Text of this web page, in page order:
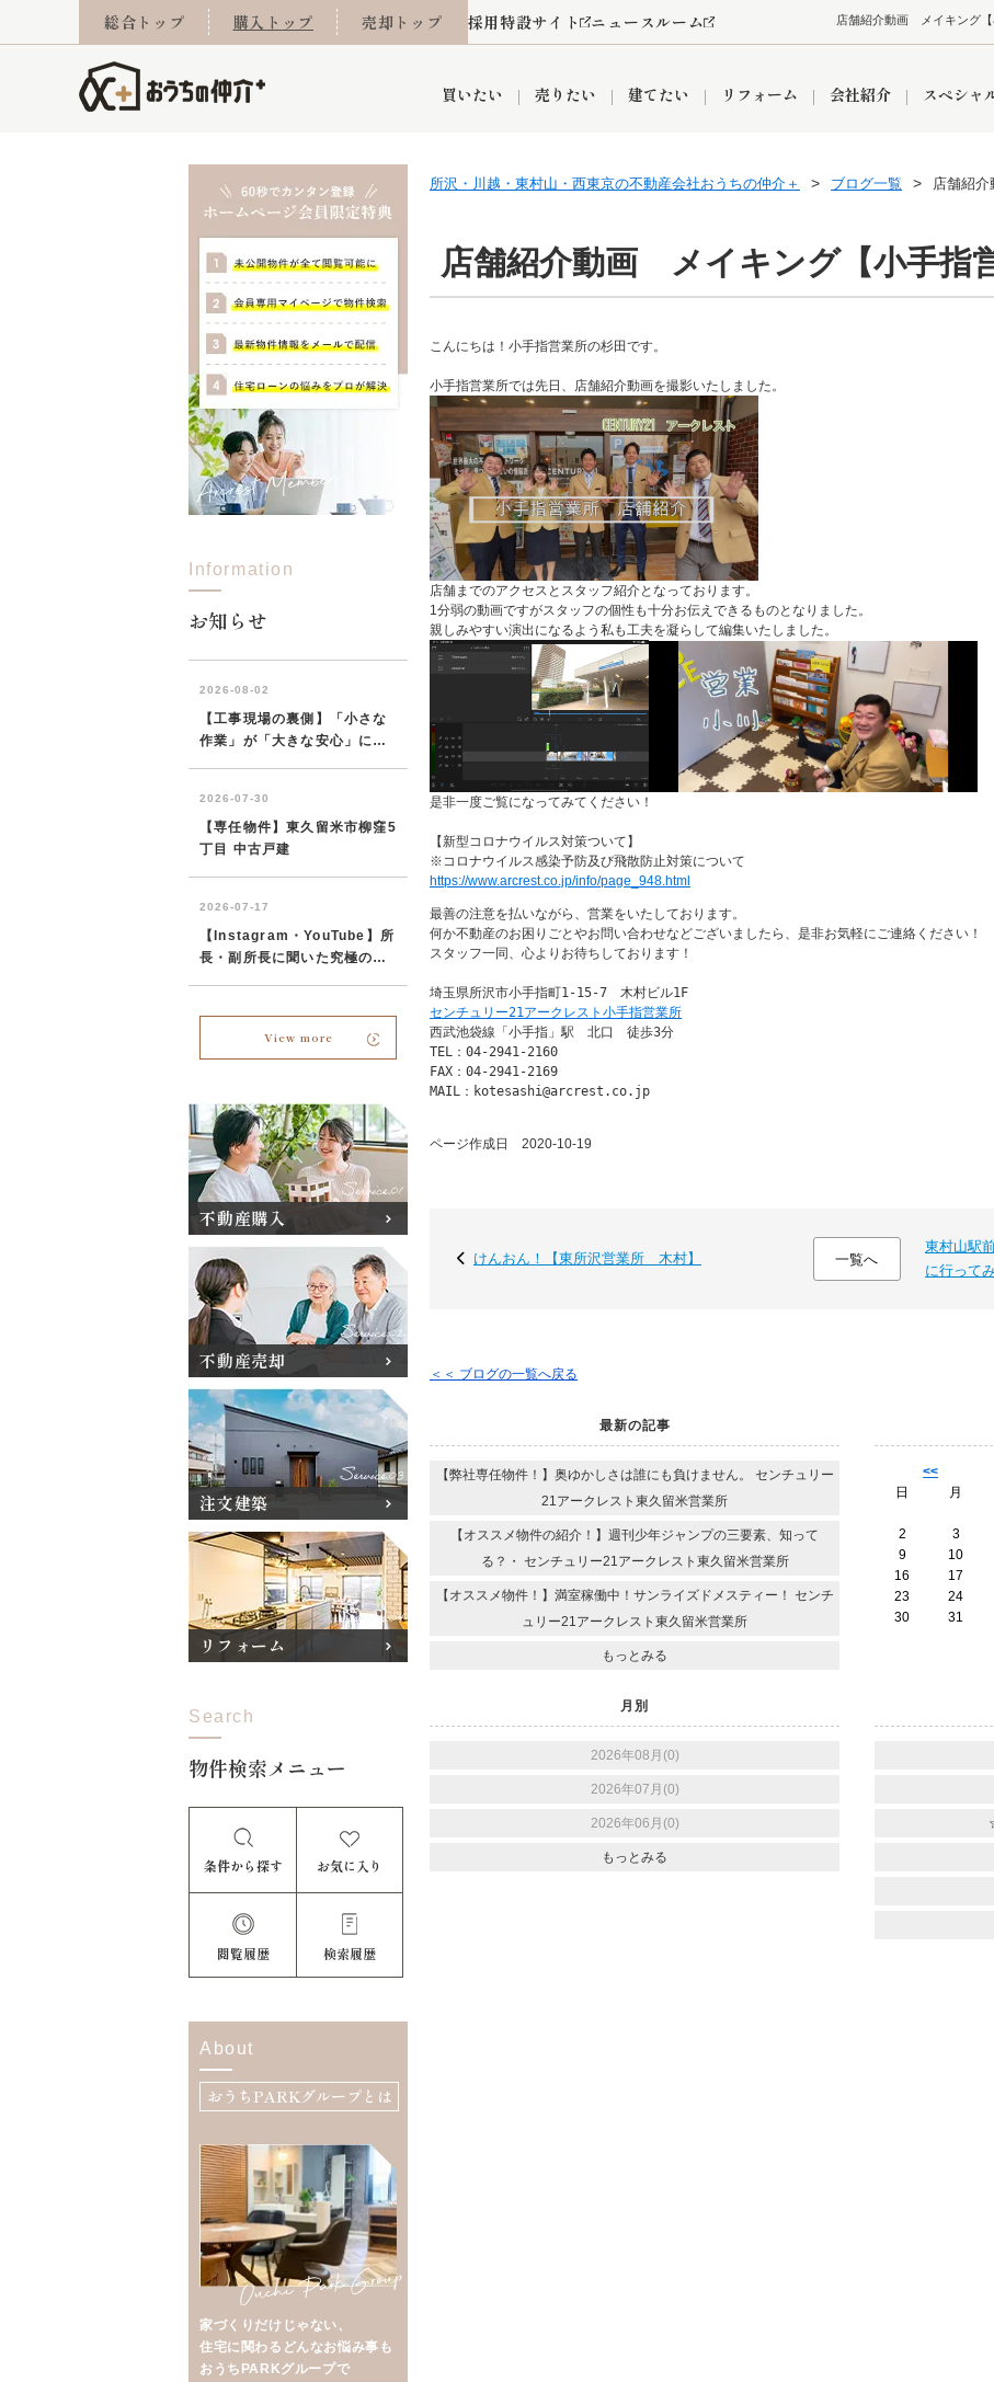
店舗紹介動画 メイキング【
総合トップ 購入トップ 売却トップ 採用特設サイト ニュースルーム
買いたい
当社お預かり物件 グループ会社施工物件 リノベーション済み物件
今月の住宅ローン金利 当社提携金融機関 8代疾病保証付き住宅ローン
所沢市 川越市 飯能市 狭山市 ふじみ野市 富士見市 志木市
東久留米市
売りたい
住み替え 離婚 不動産買取 空き家
西東京市 東久留米市 東村山市 入間市 狭山市 富士見市
建てたい リフォーム 会社紹介
小手指営業所 所沢営業所 東所沢営業所 入間営業所
おうちLABO おうちのリフォーム おうちパークグループの強み
スペシャ
所沢・川越・東村山・西東京の不動産会社おうちの仲介＋ ブログ一覧 店舗紹
店舗紹介動画 メイキング【小手指
こんにちは！小手指営業所の杉田です。
小手指営業所では先日、店舗紹介動画を撮影いたしました。
店舗までのアクセスとスタッフ紹介となっております。
1分弱の動画ですがスタッフの個性も十分お伝えできるものとなりました。
親しみやすい演出になるよう私も工夫を凝らして編集いたしました。
是非一度ご覧になってみてください！
【新型コロナウイルス対策ついて】
※コロナウイルス感染予防及び飛散防止対策について
https://www.arcrest.co.jp/info/page_948.html
最善の注意を払いながら、営業をいたしております。
何か不動産のお困りごとやお問い合わせなどございましたら、是非お気軽にご連絡ください！
スタッフ一同、心よりお待ちしております！
センチュリー21アークレスト小手指営業所
西武池袋線「小手指」駅　北口　徒歩3分
TEL：04-2941-2160
FAX：04-2941-2169
MAIL：kotesashi@arcrest.co.jp
ページ作成日 2020-10-19
けんおん！【東所沢営業所 木村】 一覧へ
東村山駅
に行って
＜＜ ブログの一覧へ戻る
最新の記事
【弊社専任物件！】奥ゆかしさは誰にも負けません。 センチュリー
21アークレスト東久留米営業所
【オススメ物件の紹介！】週刊少年ジャンプの三要素、知って
る？・ センチュリー21アークレスト東久留米営業所
【オススメ物件！】満室稼働中！サンライズドメスティー！ センチ
ュリー21アークレスト東久留米営業所
もっとみる
<<
日
月
2
3
9
10
16
17
23
24
30
31
月別
2026年08月(0)
2026年07月(0)
2026年06月(0)
もっとみる
Information
お知らせ
View more
不動産購入
不動産売却
注文建築
リフォーム
Search
物件検索メニュー
条件から探す お気に入り
閲覧履歴 検索履歴
About
おうちPARKグループとは
家づくりだけじゃない、
住宅に関わるどんなお悩み事も
おうちPARKグループで